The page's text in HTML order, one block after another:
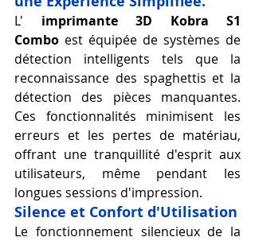
L' imprimante 3D Kobra S1
Combo est équipée de systèmes de
détection intelligents tels que la
reconnaissance des spaghettis et la
détection des pièces manquantes.
Ces fonctionnalités minimisent les
erreurs et les pertes de matériau,
offrant une tranquillité d'esprit aux
utilisateurs, même pendant les
longues sessions d'impression.
Silence et Confort d'Utilisation